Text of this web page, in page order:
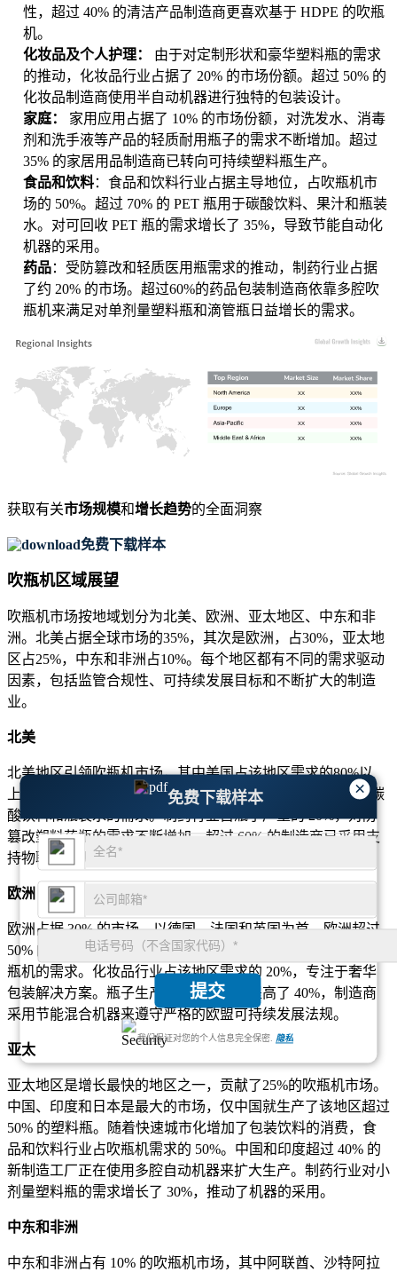
×
免费下载样本
提交
我们保证对您的个人信息完全保密. 隐私
性，超过 40% 的清洁产品制造商更喜欢基于 HDPE 的吹瓶
机。
化妆品及个人护理：
由于对定制形状和豪华塑料瓶的需求
的推动，化妆品行业占据了 20% 的市场份额。超过 50% 的
化妆品制造商使用半自动机器进行独特的包装设计。
家庭：
家用应用占据了 10% 的市场份额，对洗发水、消毒
剂和洗手液等产品的轻质耐用瓶子的需求不断增加。超过
35% 的家居用品制造商已转向可持续塑料瓶生产。
食品和饮料：食品和饮料行业占据主导地位，占吹瓶机市
场的 50%。超过 70% 的 PET 瓶用于碳酸饮料、果汁和瓶装
水。对可回收 PET 瓶的需求增长了 35%，导致节能自动化
机器的采用。
药品：受防篡改和轻质医用瓶需求的推动，制药行业占据
了约 20% 的市场。超过60%的药品包装制造商依靠多腔吹
瓶机来满足对单剂量塑料瓶和滴管瓶日益增长的需求。
XX%
XX
XX%
XX
XX%
XX
XX%
XX
获取有关市场规模和增长趋势的全面洞察
免费下载样本
吹瓶机区域展望
吹瓶机市场按地域划分为北美、欧洲、亚太地区、中东和非
洲。北美占据全球市场的35%，其次是欧洲，占30%，亚太地
区占25%，中东和非洲占10%。每个地区都有不同的需求驱动
因素，包括监管合规性、可持续发展目标和不断扩大的制造
业。
北美
北美地区引领吹瓶机市场，其中美国占该地区需求的80%以
上。美国70%以上的饮料公司使用全自动PET吹瓶机来满足碳
酸饮料和瓶装水的需求。制药行业占瓶子产量的 20%，对防
篡改塑料药瓶的需求不断增加。超过 60% 的制造商已采用支
持物联网的机器进行自动监控和质量控制。
欧洲
欧洲占据 30% 的市场，以德国、法国和英国为首。欧洲超过
50% 的饮料公司已转向可持续包装，增加了对可生物降解吹
瓶机的需求。化妆品行业占该地区需求的 20%，专注于奢华
包装解决方案。瓶子生产的自动化程度提高了 40%，制造商
采用节能混合机器来遵守严格的欧盟可持续发展法规。
亚太
亚太地区是增长最快的地区之一，贡献了25%的吹瓶机市场。
中国、印度和日本是最大的市场，仅中国就生产了该地区超过
50% 的塑料瓶。随着快速城市化增加了包装饮料的消费，食
品和饮料行业占吹瓶机需求的 50%。中国和印度超过 40% 的
新制造工厂正在使用多腔自动机器来扩大生产。制药行业对小
剂量塑料瓶的需求增长了 30%，推动了机器的采用。
中东和非洲
中东和非洲占有 10% 的吹瓶机市场，其中阿联酋、沙特阿拉